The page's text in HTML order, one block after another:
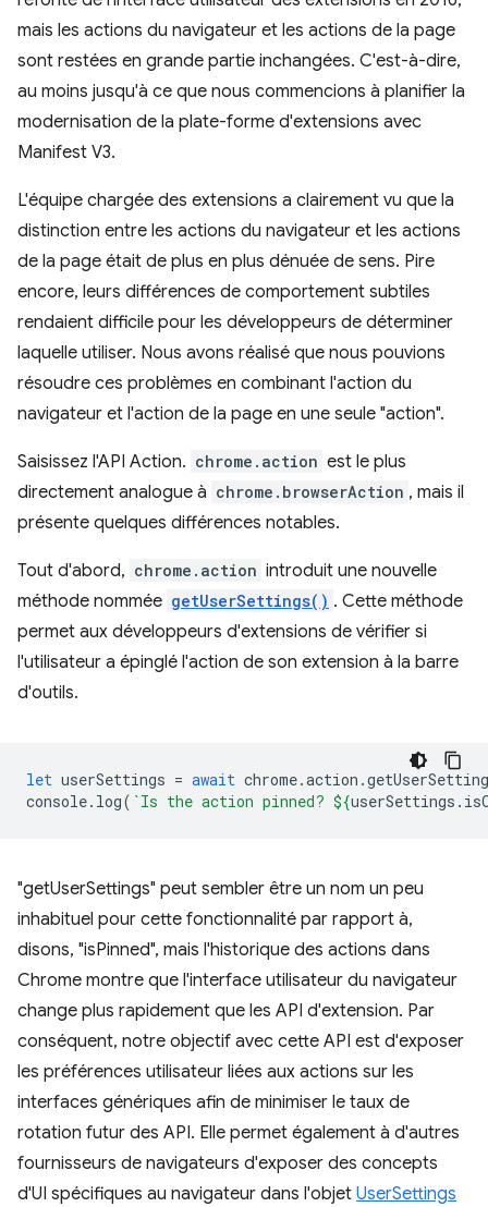
mais les actions du navigateur et les actions de la page
sont restées en grande partie inchangées. C'est-à-dire,
au moins jusqu'à ce que nous commencions à planifier la
modernisation de la plate-forme d'extensions avec
Manifest V3.
L'équipe chargée des extensions a clairement vu que la
distinction entre les actions du navigateur et les actions
de la page était de plus en plus dénuée de sens. Pire
encore, leurs différences de comportement subtiles
rendaient difficile pour les développeurs de déterminer
laquelle utiliser. Nous avons réalisé que nous pouvions
résoudre ces problèmes en combinant l'action du
navigateur et l'action de la page en une seule "action".
Saisissez l'API Action. chrome.action est le plus
directement analogue à chrome.browserAction , mais il
présente quelques différences notables.
Tout d'abord, chrome.action introduit une nouvelle
méthode nommée getUserSettings() . Cette méthode
permet aux développeurs d'extensions de vérifier si
l'utilisateur a épinglé l'action de son extension à la barre
d'outils.
let userSettings = await chrome.action .
console. log( `Is the action pinned? ${userSettings .
"getUserSettings" peut sembler être un nom un peu
inhabituel pour cette fonctionnalité par rapport à,
disons, "isPinned", mais l'historique des actions dans
Chrome montre que l'interface utilisateur du navigateur
change plus rapidement que les API d'extension. Par
conséquent, notre objectif avec cette API est d'exposer
les préférences utilisateur liées aux actions sur les
interfaces génériques afin de minimiser le taux de
rotation futur des API. Elle permet également à d'autres
fournisseurs de navigateurs d'exposer des concepts
d'UI spécifiques au navigateur dans l'objet UserSettings